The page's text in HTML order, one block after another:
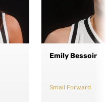
Emily Bessoir
Small Forward